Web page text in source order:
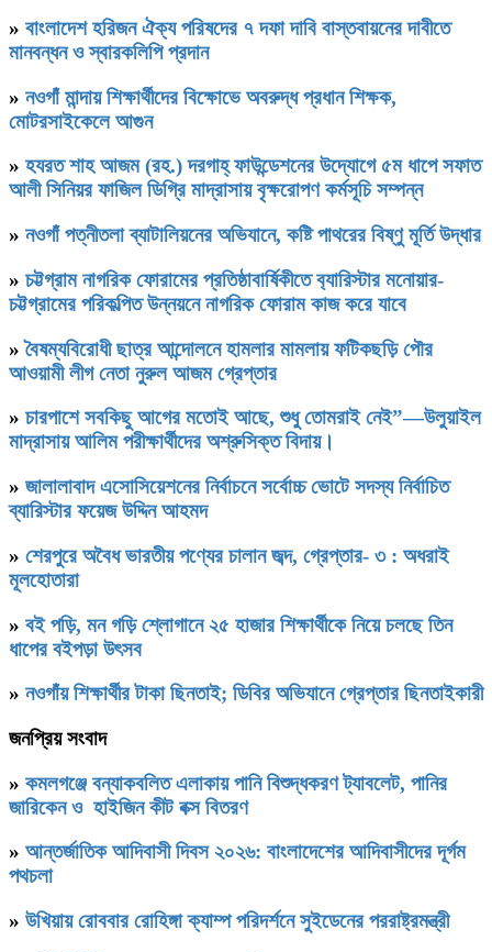
» বাংলাদেশ হরিজন ঐক্য পরিষদের ৭ দফা দাবি বাস্তবায়নের দাবীতে
মানবন্ধন ও স্বারকলিপি প্রদান
» নওগাঁ মান্দায় শিক্ষার্থীদের বিক্ষোভে অবরুদ্ধ প্রধান শিক্ষক,
মোটরসাইকেলে আগুন
» হযরত শাহ আজম (রহ.) দরগাহ্ ফাউন্ডেশনের উদ্যোগে ৫ম ধাপে সফাত
আলী সিনিয়র ফাজিল ডিগ্রি মাদ্রাসায় বৃক্ষরোপণ কর্মসূচি সম্পন্ন
» নওগাঁ পত্নীতলা ব্যাটালিয়নের অভিযানে, কষ্টি পাথরের বিষ্ণু মূর্তি উদ্ধার
» চট্টগ্রাম নাগরিক ফোরামের প্রতিষ্ঠাবার্ষিকীতে ব‍্যারিস্টার মনোয়ার-
চট্টগ্রামের পরিকল্পিত উন্নয়নে নাগরিক ফোরাম কাজ করে যাবে
»বৈষম্যবিরোধী ছাত্র আন্দোলনে হামলার মামলায় ফটিকছড়ি পৌর
আওয়ামী লীগ নেতা নুরুল আজম গ্রেপ্তার
» চারপাশে সবকিছু আগের মতোই আছে, শুধু তোমরাই নেই”—উলুয়াইল
মাদ্রাসায় আলিম পরীক্ষার্থীদের অশ্রুসিক্ত বিদায়।
» জালালাবাদ এসোসিয়েশনের নির্বাচনে সর্বোচ্চ ভোটে সদস্য নির্বাচিত
ব্যারিস্টার ফয়েজ উদ্দিন আহমদ
» শেরপুরে অবৈধ ভারতীয় পণ্যের চালান জব্দ, গ্রেপ্তার- ৩ : অধরাই
মূলহোতারা
» বই পড়ি, মন গড়ি শ্লোগানে ২৫ হাজার শিক্ষার্থীকে নিয়ে চলছে তিন
ধাপের বইপড়া উৎসব
» নওগাঁয় শিক্ষার্থীর টাকা ছিনতাই; ডিবির অভিযানে গ্রেপ্তার ছিনতাইকারী
জনপ্রিয় সংবাদ
» কমলগঞ্জে বন্যাকবলিত এলাকায় পানি বিশুদ্ধকরণ ট্যাবলেট, পানির
জারিকেন ও হাইজিন কীট বক্স বিতরণ
» আন্তর্জাতিক আদিবাসী দিবস ২০২৬: বাংলাদেশের আদিবাসীদের দূর্গম
পথচলা
» উখিয়ায় রোববার রোহিঙ্গা ক্যাম্প পরিদর্শনে সুইডেনের পররাষ্ট্রমন্ত্রী